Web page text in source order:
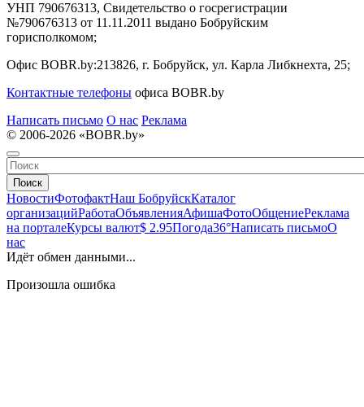
УНП 790676313, Свидетельство о госрегистрации
№790676313 от 11.11.2011 выдано Бобруйским
горисполкомом;
Офис BOBR.by:213826, г. Бобруйск, ул. Карла Либкнехта, 25;
Контактные телефоны офиса BOBR.by
Написать письмо О нас Реклама
© 2006-2026 «BOBR.by»
Поиск
НовостиФотофактНаш БобруйскКаталог
организацийРаботаОбъявленияАфишаФотоОбщениеРеклама
на порталеКурсы валют$ 2.95Погода36°Написать письмоО
нас
Идёт обмен данными...
Произошла ошибка